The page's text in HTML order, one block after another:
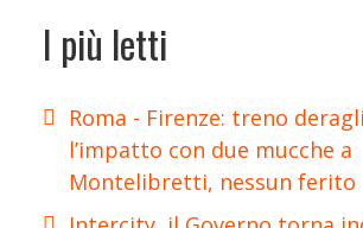
I più letti
Roma - Firenze: treno
l’impatto con due mucche a
Montelibretti, nessun ferito